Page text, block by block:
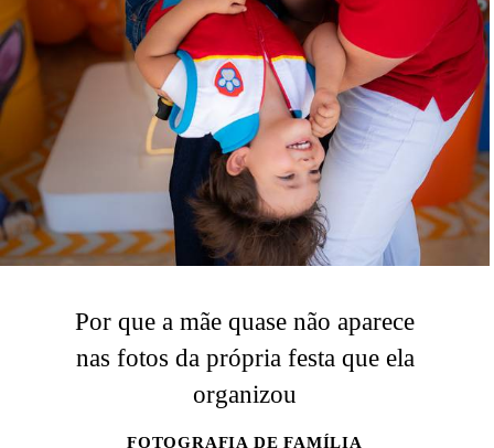
Por que a mãe quase não aparece
nas fotos da própria festa que ela
organizou
FOTOGRAFIA DE FAMÍLIA